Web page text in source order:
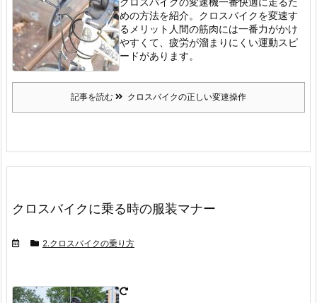
めの方法を紹介。 クロスバイクを変速す
るメリット 人間の筋肉には一番力がかけ
やすくて、疲労が溜まりにくい運動スピ
ードがあります。
記事を読む クロスバイクの正しい変速操作
クロスバイクに乗る時の服装マナー
2.クロスバイクの乗り方